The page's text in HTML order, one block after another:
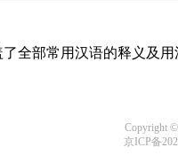
全部常用汉语的释义及用
Copyright ©
京ICP备